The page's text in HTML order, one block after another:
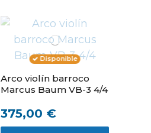
Disponible
Arco violín barroco
Marcus Baum VB-3 4/4
375,00 €